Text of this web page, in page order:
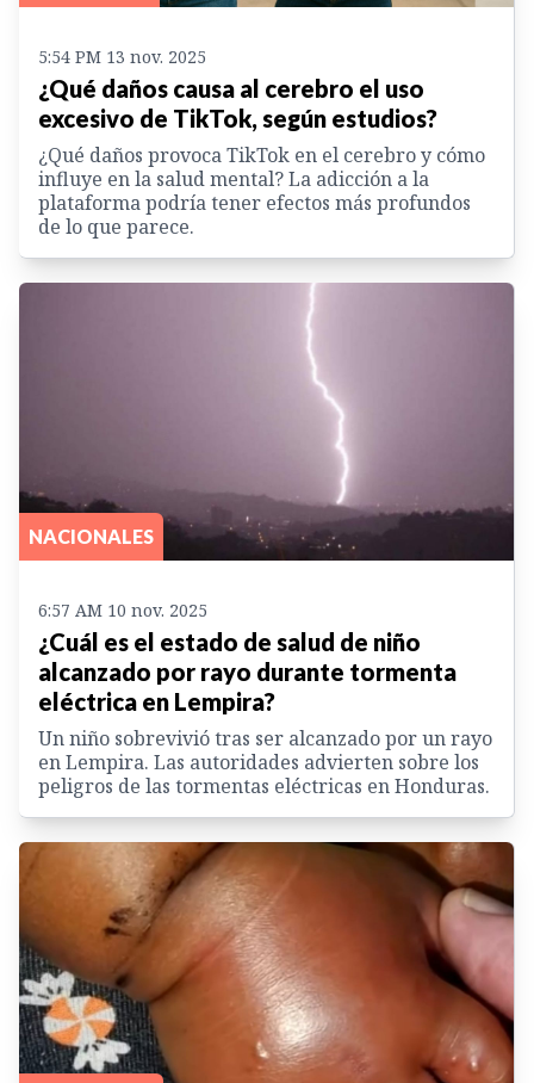
5:54 PM 13 nov. 2025
¿Qué daños causa al cerebro el uso
excesivo de TikTok, según estudios?
¿Qué daños provoca TikTok en el cerebro y cómo
influye en la salud mental? La adicción a la
plataforma podría tener efectos más profundos
de lo que parece.
NACIONALES
6:57 AM 10 nov. 2025
¿Cuál es el estado de salud de niño
alcanzado por rayo durante tormenta
eléctrica en Lempira?
Un niño sobrevivió tras ser alcanzado por un rayo
en Lempira. Las autoridades advierten sobre los
peligros de las tormentas eléctricas en Honduras.